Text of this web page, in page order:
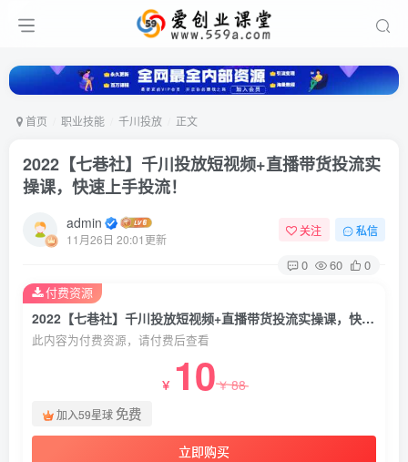
首页 职业技能 千川投放 正文
2022【七巷社】千川投放短视频+直播带货投流实
操课，快速上手投流！
admin
11月26日 20:01更新
关注 私信
0 60 0
2022【七巷社】千川投放短视频+直播带货投流实操课，快速上手投流！
此内容为付费资源，请付费后查看
￥ 10￥88
加入59星球免费
立即购买
付费资源